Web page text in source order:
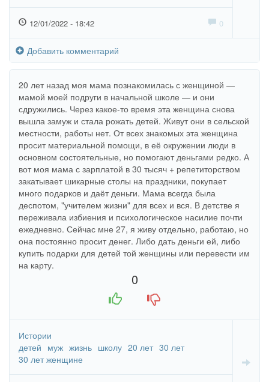
12/01/2022 - 18:42 0
Добавить комментарий
20 лет назад моя мама познакомилась с женщиной —
мамой моей подруги в начальной школе — и они
сдружились. Через какое-то время эта женщина снова
вышла замуж и стала рожать детей. Живут они в сельской
местности, работы нет. От всех знакомых эта женщина
просит материальной помощи, в её окружении люди в
основном состоятельные, но помогают деньгами редко. А
вот моя мама с зарплатой в 30 тысяч + репетиторством
закатывает шикарные столы на праздники, покупает
много подарков и даёт деньги. Мама всегда была
деспотом, "учителем жизни" для всех и вся. В детстве я
переживала избиения и психологическое насилие почти
ежедневно. Сейчас мне 27, я живу отдельно, работаю, но
она постоянно просит денег. Либо дать деньги ей, либо
купить подарки для детей той женщины или перевести им
на карту.
0
Истории
детей муж жизнь школу 20 лет 30 лет
30 лет женщине